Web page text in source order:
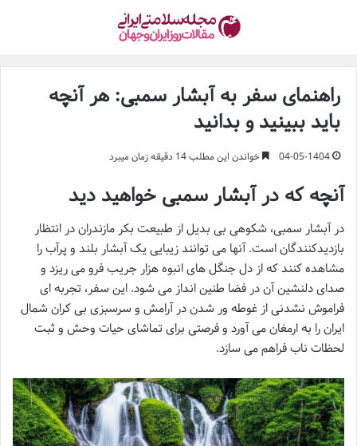
راهنمای سفر به آبشار سمبی: هر آنچه
باید ببینید و بدانید
04-05-1404 خواندن این مطلب 14 دقیقه زمان میبرد
آنچه که در آبشار سمبی خواهید دید
در آبشار سمبی، شکوهی بی بدیل از طبیعت بکر مازندران در انتظار
بازدیدکنندگان است. آنها می توانند زیبایی یک آبشار بلند و پرآب را
مشاهده کنند که از دل جنگل های انبوه هزار جریب فرو می ریزد و
صدای دلنشین آن در فضا طنین انداز می شود. این سفر، تجربه ای
فراموش نشدنی از غوطه ور شدن در آرامش و سرسبزی بی کران شمال
ایران را به ارمغان می آورد و فرصتی برای تماشای حیات وحش و ثبت
لحظات ناب فراهم می سازد.